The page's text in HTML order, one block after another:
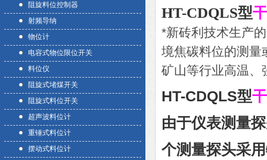
阻旋料位控制器
射频导纳
物位计
电容式物位限位开关
料位仪
阻旋式堵煤开关
阻旋式料位开关
超声波料位计
重锤式料位计
摆动式料位计
HT-CDQLS型
*新砖利技术生产
境焦碳料位的测量
矿山等行业高温、
HT-CDQLS型
由于仪表测量
个测量探头采